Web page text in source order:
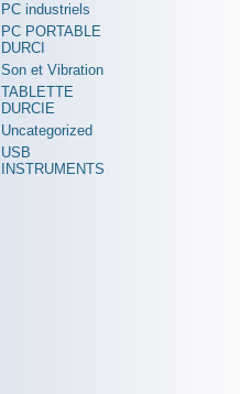
PC industriels
PC PORTABLE
DURCI
Son et Vibration
TABLETTE
DURCIE
Uncategorized
USB
INSTRUMENTS